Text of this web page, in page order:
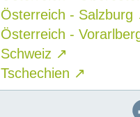
Österreich - Salzburg
Österreich -
Schweiz ↗
Tschechien ↗